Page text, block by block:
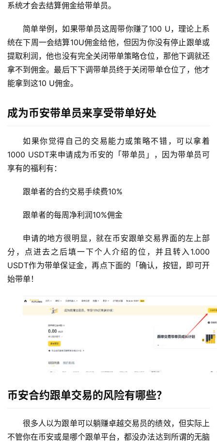
题
系统才会去结算佣金给带单员。
简单举例，如果带单员这周带你赚了100 U，理论上系
统在下周一会结算10U佣金给他，但因为你没有停止跟单或
提取利润，他也没有完全关闭带单策略仓位，那他下调就还
拿不到佣金。最后下下调带单员终于关闭带单仓位了，他才
能拿到这10 U佣金。
成为币安带单员来享受带单好处
如果你觉得自己的交易能力或策略不错，可以拿着
1000 USDT来申请成为币安的「带单员」，因为带单员可
享有的福利有：
跟单者的合约交易手续费10%
跟单者的每周净利润10%佣金
申请的地方很明显，就在币安跟单交易界面的左上部
分，点进去之后填一下个人介绍的位，并且转入1.000
USDT作为带单保证金，再点下面的「确认，按钮，即可开
始带单！
币安合约跟单交易的风险有哪些？
很多人以为跟单可以躺赚卓越交易员的绩效，但实际上
不管你在币安或是哪个跟单平台，都没办法达到所谓的无脑